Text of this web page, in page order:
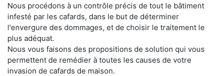
Nous procédons à un contrôle précis de tout le bâtiment
infesté par les cafards, dans le but de déterminer
l'envergure des dommages, et de choisir le traitement le
plus adéquat.
Nous vous faisons des propositions de solution qui vous
permettent de remédier à toutes les causes de votre
invasion de cafards de maison.